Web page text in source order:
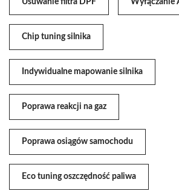
Usuwanie filtra DPF Wyłączanie
Chip tuning silnika
Indywidualne mapowanie silnika
Poprawa reakcji na gaz
Poprawa osiągów samochodu
Eco tuning oszczędność paliwa